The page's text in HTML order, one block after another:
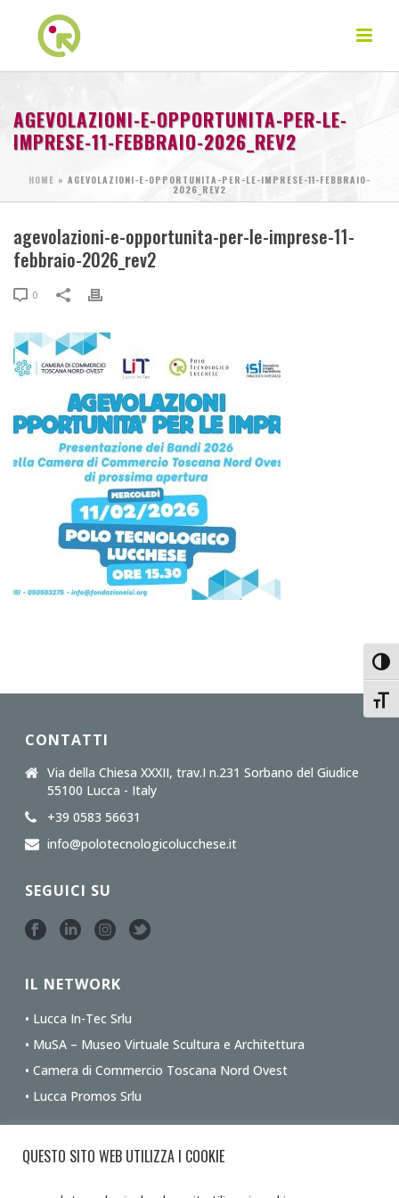
AGEVOLAZIONI-E-OPPORTUNITA-PER-LE-
IMPRESE-11-FEBBRAIO-2026_REV2
HOME » AGEVOLAZIONI-E-OPPORTUNITA-PER-LE-IMPRESE-11-FEBBRAIO-
2026_REV2
agevolazioni-e-opportunita-per-le-imprese-11-
febbraio-2026_rev2
0
CONTATTI
Via della Chiesa XXXII, trav.I n.231 Sorbano del Giudice
55100 Lucca - Italy
+39 0583 56631
info@polotecnologicolucchese.it
SEGUICI SU
IL NETWORK
• Lucca In-Tec Srlu
• MuSA – Museo Virtuale Scultura e Architettura
• Camera di Commercio Toscana Nord Ovest
• Lucca Promos Srlu
Ottieni le indicazioni stradali dalla tua posizione
QUESTO SITO WEB UTILIZZA I COOKIE